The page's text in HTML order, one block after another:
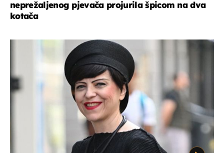
neprežaljenog pjevača projurila špicom na dva
kotača